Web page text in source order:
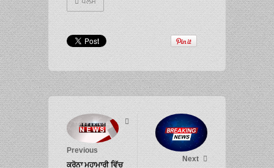
Previous
ਕਰੋਨਾ ਮਹਾਮਾਰੀ ਵਿੱਚ
Next